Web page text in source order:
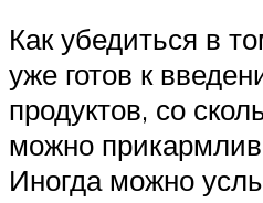
Как убедиться в
уже готов к
продуктов, со
можно
Иногда можно